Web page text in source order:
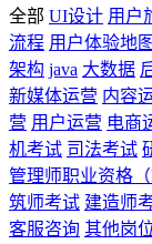
全部 UI设计 用户
流程 用户体验地图
架构 java 大数据
新媒体运营 内容
营 用户运营 电商
机考试 司法考试
管理师职业资格（
筑师考试 建造师
客服咨询 其他岗